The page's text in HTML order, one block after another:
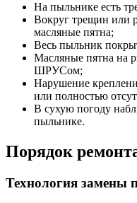
На пыльнике есть
Вокруг трещин или
масляные пятна;
Весь пыльник
Масляные пятна на
ШРУСом;
Нарушение
или полностью
В сухую погоду
пыльнике.
Порядок
Технология